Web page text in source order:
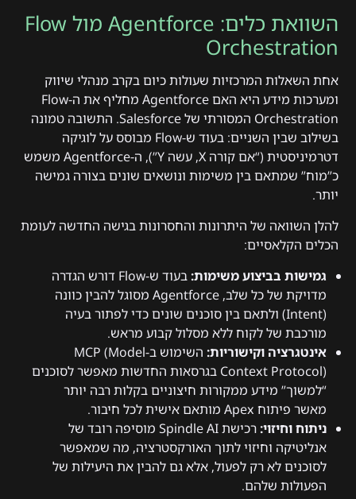
השוואת כלים: Agentforce מול Flow
Orchestration
אחת השאלות המרכזיות שעולות כיום בקרב מנהלי שיווק
ומערכות מידע היא האם Agentforce מחליף את ה-Flow
Orchestration המסורתי של Salesforce. התשובה טמונה
בשילוב שבין השניים: בעוד ש-Flow מבוסס על לוגיקה
דטרמיניסטית (“אם קורה X, עשה Y”), ה-Agentforce משמש
כ”מוח” שמתאם בין משימות ונושאים שונים בצורה גמישה
יותר.
להלן השוואה של היתרונות והחסרונות בגישה החדשה לעומת
הכלים הקלאסיים:
גמישות בביצוע משימות:
בעוד ש-Flow דורש הגדרה
מדויקת של כל שלב, Agentforce מסוגל להבין כוונה
(Intent) ולתאם בין סוכנים שונים כדי לפתור בעיה
מורכבת של לקוח ללא מסלול קבוע מראש.
אינטגרציה וקישוריות:
השימוש ב-MCP (Model
Context Protocol) בגרסאות החדשות מאפשר לסוכנים
“למשוך” מידע ממקורות חיצוניים בקלות רבה יותר
מאשר פיתוח Apex מותאם אישית לכל חיבור.
ניתוח וחיזוי:
רכישת Spindle AI מוסיפה רובד של
אנליטיקה וחיזוי לתוך האורקסטרציה, מה שמאפשר
לסוכנים לא רק לפעול, אלא גם להבין את היעילות של
הפעולות שלהם.